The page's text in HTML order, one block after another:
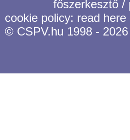
főszerkesztő
cookie policy: read here
© CSPV.hu 1998 - 2026